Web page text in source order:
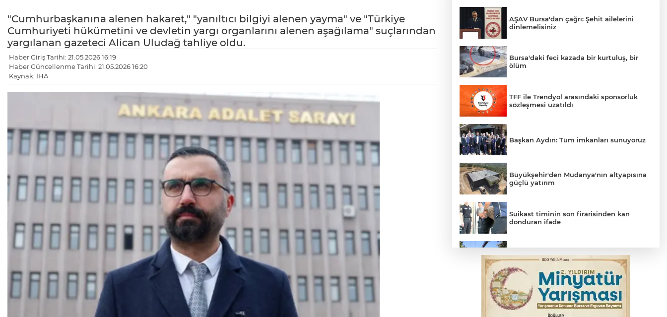
"Cumhurbaşkanına alenen hakaret," "yanıltıcı bilgiyi alenen yayma" ve "Türkiye
Cumhuriyeti hükümetini ve devletin yargı organlarını alenen aşağılama" suçlarından
yargılanan gazeteci Alican Uludağ tahliye oldu.
Haber Giriş Tarihi: 21.05.2026 16:19
Haber Güncellenme Tarihi: 21.05.2026 16:20
Kaynak: İHA
AŞAV Bursa'dan çağrı: Şehit ailelerini
dinlemelisiniz
Bursa'daki feci kazada bir kurtuluş, bir
ölüm
TFF ile Trendyol arasındaki sponsorluk
sözleşmesi uzatıldı
Başkan Aydın: Tüm imkanları sunuyoruz
Büyükşehir'den Mudanya'nın altyapısına
güçlü yatırım
Suikast timinin son firarisinden kan
donduran ifade
korunuyor
Bakan Yumaklı: 2 yangın söndürme
uçağımız yurda döndü